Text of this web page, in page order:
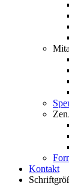
Kontakt